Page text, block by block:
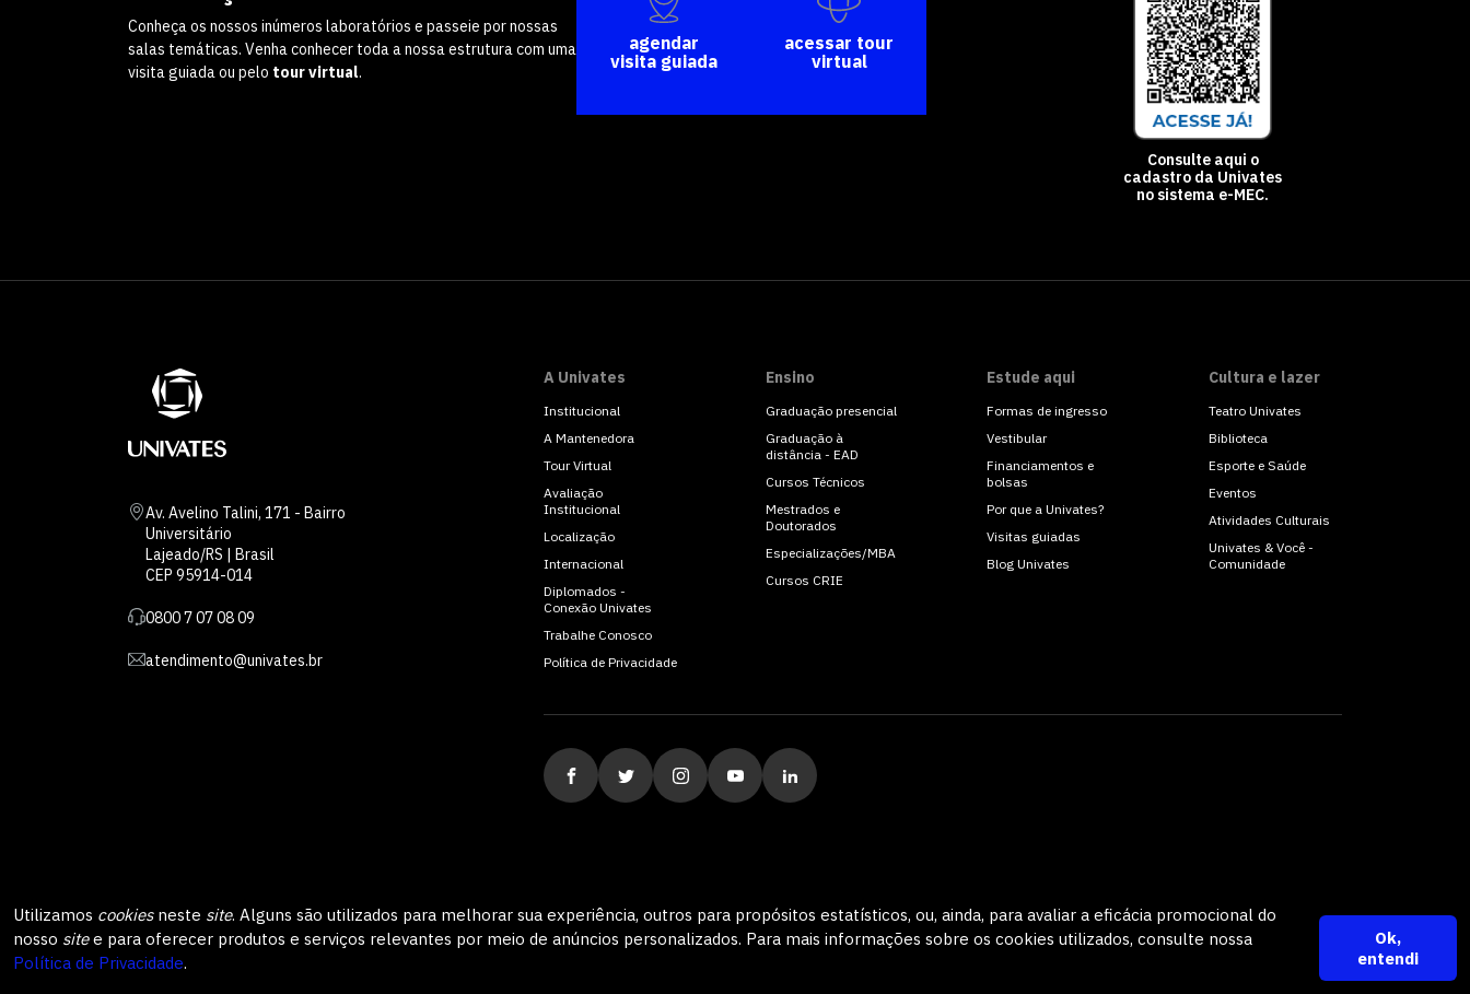
Utilizamos cookiesneste site. Alguns são utilizados para melhorar sua experiência, outros para propósitos estatísticos, ou, ainda, para avaliar a eficácia promocional do
nosso sitee para oferecer produtos e serviços relevantes por meio de anúncios personalizados. Para mais informações sobre os cookies utilizados, consulte nossa
Política de Privacidade.
Ok,
entendi
Conheça os nossos inúmeros laboratórios e passeie por nossas
salas temáticas. Venha conhecer toda a nossa estrutura com uma
visita guiada ou pelo tour virtual.
agendar
visita guiada
acessar tour
virtual
Consulte aqui o
cadastro da Univates
no sistema e-MEC.
Av. Avelino Talini, 171 - Bairro
Universitário
Lajeado/RS | Brasil
CEP 95914-014
0800 7 07 08 09
atendimento@univates.br
A Univates
Institucional
A Mantenedora
Tour Virtual
Avaliação
Institucional
Localização
Internacional
Diplomados -
Conexão Univates
Trabalhe Conosco
Política de Privacidade
Ensino
Graduação presencial
Graduação à
distância - EAD
Cursos Técnicos
Mestrados e
Doutorados
Especializações/MBA
Cursos CRIE
Estude aqui
Formas de ingresso
Vestibular
Financiamentos e
bolsas
Por que a Univates?
Visitas guiadas
Blog Univates
Cultura e lazer
Teatro Univates
Biblioteca
Esporte e Saúde
Eventos
Atividades Culturais
Univates & Você -
Comunidade
AFILIADA: Instituição de Ensino Superior Comunitária